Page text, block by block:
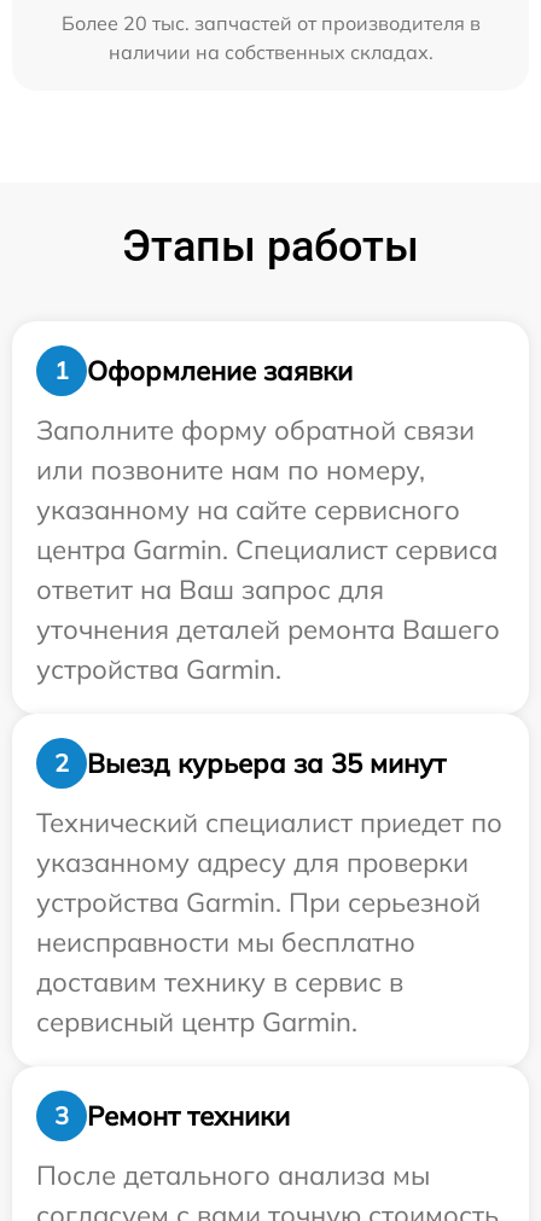
Более 20 тыс. запчастей от производителя в
наличии на собственных складах.
Этапы работы
1
Оформление заявки
Заполните форму обратной связи
или позвоните нам по номеру,
указанному на сайте сервисного
центра Garmin. Специалист сервиса
ответит на Ваш запрос для
уточнения деталей ремонта Вашего
устройства Garmin.
2
Выезд курьера за 35 минут
Технический специалист приедет по
указанному адресу для проверки
устройства Garmin. При серьезной
неисправности мы бесплатно
доставим технику в сервис в
сервисный центр Garmin.
3
Ремонт техники
После детального анализа мы